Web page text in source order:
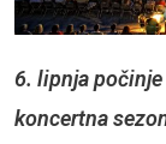
6. lipnja
koncertna